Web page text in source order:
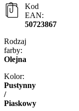
Kod
EAN:
50723867
Rodzaj
farby:
Olejna
Kolor:
Pustynny
/
Piaskowy